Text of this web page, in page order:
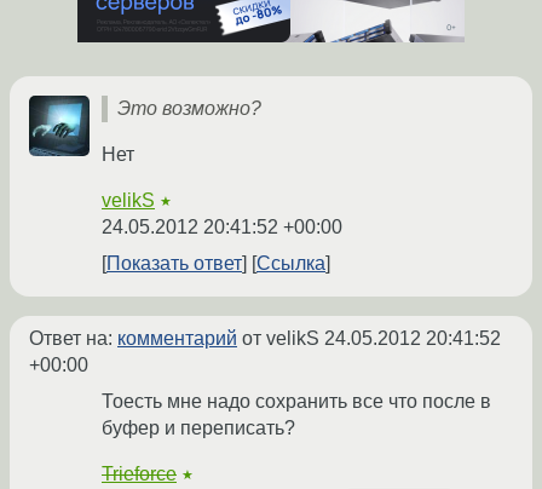
Это возможно?
Нет
velikS ★
24.05.2012 20:41:52 +00:00
Показать ответ
Ссылка
Ответ на: комментарий от velikS 24.05.2012 20:41:52
+00:00
Тоесть мне надо сохранить все что после в
буфер и переписать?
Trieforce ★